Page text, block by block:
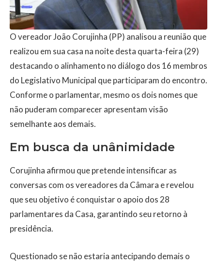
O vereador João Corujinha (PP) analisou a reunião que
realizou em sua casa na noite desta quarta-feira (29)
destacando o alinhamento no diálogo dos 16 membros
do Legislativo Municipal que participaram do encontro.
Conforme o parlamentar, mesmo os dois nomes que
não puderam comparecer apresentam visão
semelhante aos demais.
Em busca da unânimidade
Corujinha afirmou que pretende intensificar as
conversas com os vereadores da Câmara e revelou
que seu objetivo é conquistar o apoio dos 28
parlamentares da Casa, garantindo seu retorno à
presidência.
Questionado se não estaria antecipando demais o